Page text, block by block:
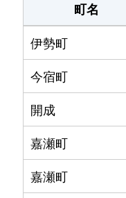
町名
伊勢町
今宿町
開成
嘉瀬町
嘉瀬町